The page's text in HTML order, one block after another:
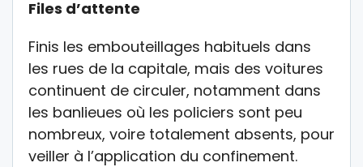
Files d’attente
Finis les embouteillages habituels dans
les rues de la capitale, mais des voitures
continuent de circuler, notamment dans
les banlieues où les policiers sont peu
nombreux, voire totalement absents, pour
veiller à l’application du confinement.